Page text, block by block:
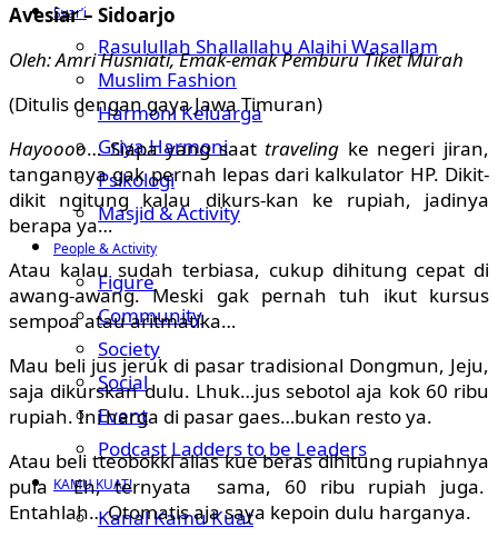
Syar’i
Rasulullah Shallallahu Alaihi Wasallam
Muslim Fashion
Harmoni Keluarga
Griya Harmoni
Psikologi
Masjid & Activity
People & Activity
Figure
Community
Society
Social
Event
Podcast Ladders to be Leaders
KAMU KUAT!
Kanal Kamu Kuat
Avesiar – Sidoarjo
Oleh: Amri Husniati, Emak-emak Pemburu Tiket Murah
(Ditulis dengan gaya Jawa Timuran)
Hayoooo… Siapa yang saat traveling ke negeri jiran,
tangannya gak pernah lepas dari kalkulator HP. Dikit-
dikit ngitung kalau dikurs-kan ke rupiah, jadinya
berapa ya…
Atau kalau sudah terbiasa, cukup dihitung cepat di
awang-awang. Meski gak pernah tuh ikut kursus
sempoa atau aritmatika…
Mau beli jus jeruk di pasar tradisional Dongmun, Jeju,
saja dikurskan dulu. Lhuk…jus sebotol aja kok 60 ribu
rupiah. Ini harga di pasar gaes…bukan resto ya.
Atau beli tteobokki alias kue beras dihitung rupiahnya
pula Eh, ternyata sama, 60 ribu rupiah juga.
Entahlah… Otomatis aja saya kepoin dulu harganya.